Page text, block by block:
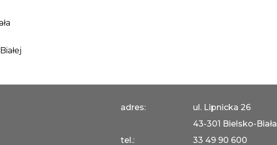
adres:
ul. Lipnicka 26
43-301 Bielsko-Biała
tel.:
33 49 90 600